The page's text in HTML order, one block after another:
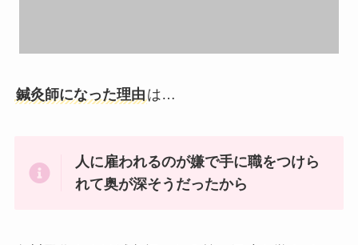
鍼灸師になった理由 は…
人に雇われるのが嫌で手に職をつけら
れて奥が深そうだったから